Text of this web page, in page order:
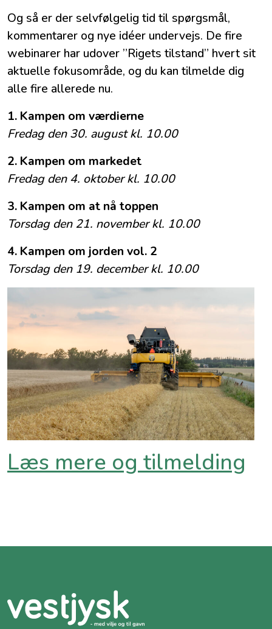
Og så er der selvfølgelig tid til spørgsmål,
kommentarer og nye idéer undervejs. De fire
webinarer har udover ”Rigets tilstand” hvert sit
aktuelle fokusområde, og du kan tilmelde dig
alle fire allerede nu.
1. Kampen om værdierne
Fredag den 30. august kl. 10.00
2. Kampen om markedet
Fredag den 4. oktober kl. 10.00
3. Kampen om at nå toppen
Torsdag den 21. november kl. 10.00
4. Kampen om jorden vol. 2
Torsdag den 19. december kl. 10.00
Læs mere og tilmelding